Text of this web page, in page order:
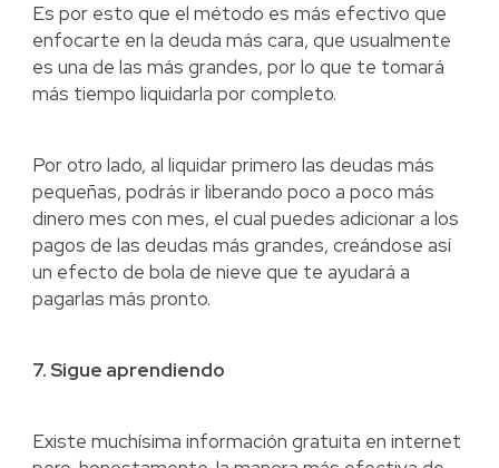
Es por esto que el método es más efectivo que
enfocarte en la deuda más cara, que usualmente
es una de las más grandes, por lo que te tomará
más tiempo liquidarla por completo.
Por otro lado, al liquidar primero las deudas más
pequeñas, podrás ir liberando poco a poco más
dinero mes con mes, el cual puedes adicionar a los
pagos de las deudas más grandes, creándose así
un efecto de bola de nieve que te ayudará a
pagarlas más pronto.
7. Sigue aprendiendo
Existe muchísima información gratuita en internet